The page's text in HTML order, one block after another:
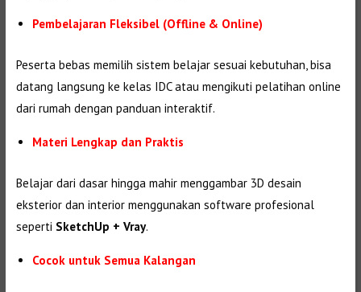
Pembelajaran Fleksibel (Offline & Online)
Peserta bebas memilih sistem belajar sesuai kebutuhan, bisa
datang langsung ke kelas IDC atau mengikuti pelatihan online
dari rumah dengan panduan interaktif.
Materi Lengkap dan Praktis
Belajar dari dasar hingga mahir menggambar 3D desain
eksterior dan interior menggunakan software profesional
seperti SketchUp + Vray.
Cocok untuk Semua Kalangan